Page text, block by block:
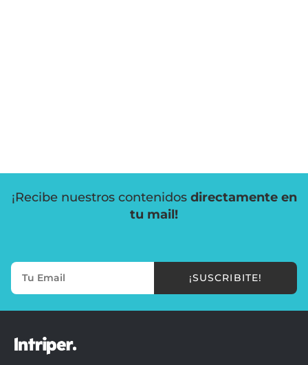
¡Recibe nuestros contenidos directamente en
tu mail!
¡SUSCRIBITE!